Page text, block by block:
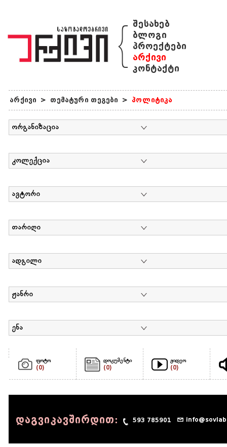
{ შესახებ
ბლოგი
პროექტები
არქივი
კონტაქტი
არქივი > თემატური თეგები > პოლიტიკა
ორგანიზაცია
კოლექცია
ავტორი
თარიღი
ადგილი
ჟანრი
ენა
ფოტო
(0)
დოკუმენტი
(0)
ვიდეო
(0)
დაგვიკავშირდით: 593 785901